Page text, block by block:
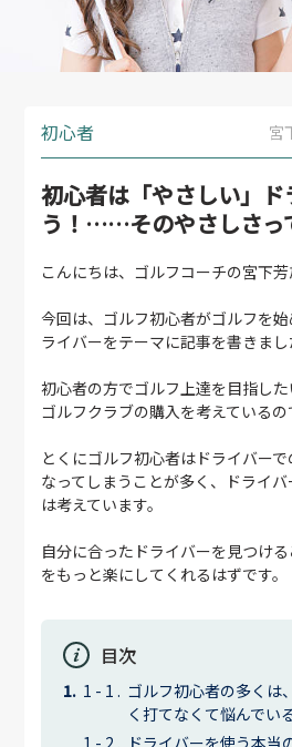
初心者 宮
初心者は「やさしい」
う！……そのやさしさっ
こんにちは、ゴルフコーチの宮下芳
今回は、ゴルフ初心者がゴルフを
ライバーをテーマに記事を書きまし
初心者の方でゴルフ上達を目指した
ゴルフクラブの購入を考えている
とくにゴルフ初心者はドライバー
なってしまうことが多く、ドライ
は考えています。
自分に合ったドライバーを見つけ
をもっと楽にしてくれるはずです。
目次
ゴルフ初心者の多くは
く打てなくて悩んでい
ドライバーを使う本当